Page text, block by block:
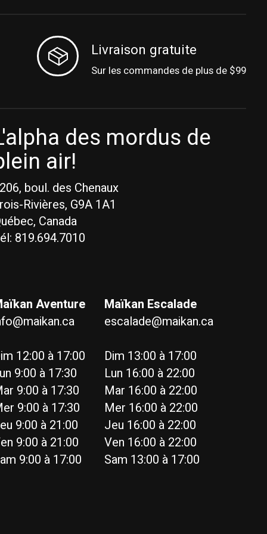
Livraison gratuite
Sur les commandes de plus de $99
des mordus de
air!
boul. des Chenaux
Rivières, G9A 1A1
Canada
819.694.7010
Aventure
12:00 à 17:00
9:00 à 17:30
9:00 à 17:30
9:00 à 17:30
9:00 à 21:00
9:00 à 21:00
9:00 à 17:00
Maïkan Escalade
escalade@maikan.ca
Dim 13:00 à 17:00
Lun 16:00 à 22:00
Mar 16:00 à 22:00
Mer 16:00 à 22:00
Jeu 16:00 à 22:00
Ven 16:00 à 22:00
Sam 13:00 à 17:00